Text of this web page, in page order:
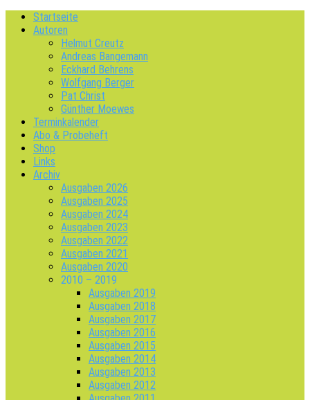
Startseite
Autoren
Helmut Creutz
Andreas Bangemann
Eckhard Behrens
Wolfgang Berger
Pat Christ
Günther Moewes
Terminkalender
Abo & Probeheft
Shop
Links
Archiv
Ausgaben 2026
Ausgaben 2025
Ausgaben 2024
Ausgaben 2023
Ausgaben 2022
Ausgaben 2021
Ausgaben 2020
2010 – 2019
Ausgaben 2019
Ausgaben 2018
Ausgaben 2017
Ausgaben 2016
Ausgaben 2015
Ausgaben 2014
Ausgaben 2013
Ausgaben 2012